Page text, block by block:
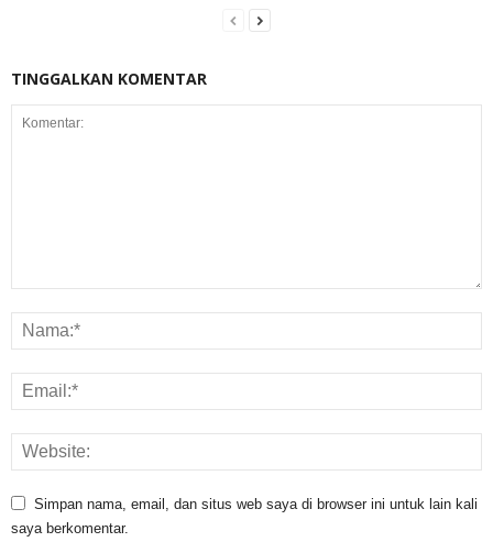
TINGGALKAN KOMENTAR
Simpan nama, email, dan situs web saya di browser ini untuk lain kali
saya berkomentar.